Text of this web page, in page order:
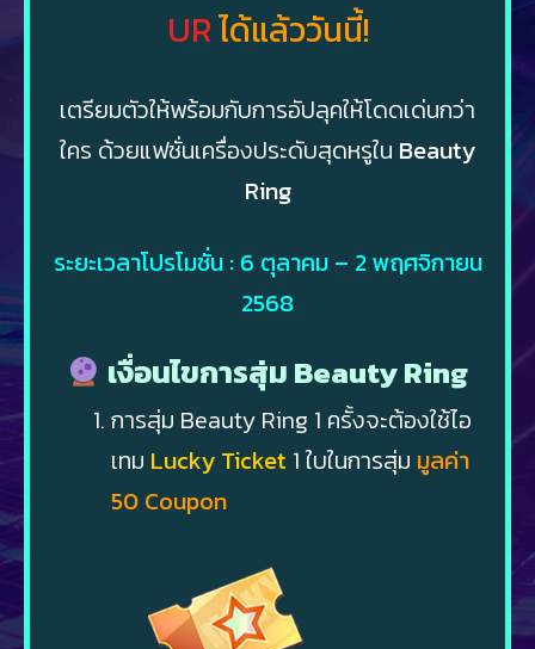
URได้แล้ววันนี้!
เตรียมตัวให้พร้อมกับการอัปลุคให้โดดเด่นกว่า
ใคร ด้วยแฟชั่นเครื่องประดับสุดหรูใน Beauty
Ring
ระยะเวลาโปรโมชั่น : 6 ตุลาคม – 2 พฤศจิกายน
2568
เงื่อนไขการสุ่ม Beauty Ring
การสุ่ม Beauty Ring 1 ครั้งจะต้องใช้ไอ
เทม Lucky Ticket 1 ใบในการสุ่ม มูลค่า
50 Coupon